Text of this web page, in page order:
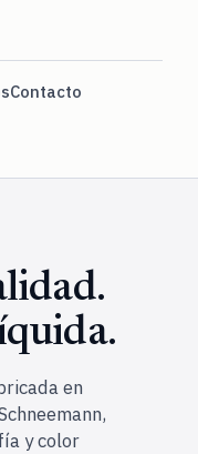
Contacto
en
y color